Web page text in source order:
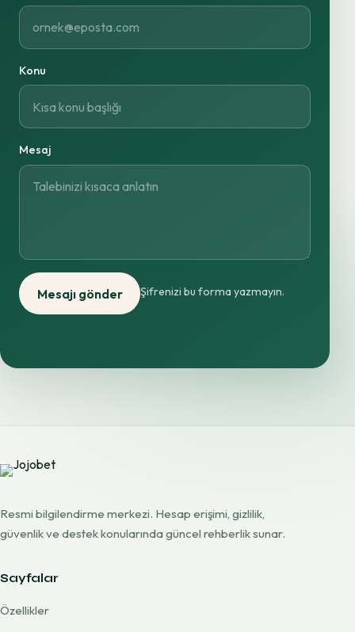
Konu
Mesaj
Mesajı gönder Şifrenizi bu forma yazmayın.
Resmi bilgilendirme merkezi. Hesap erişimi, gizlilik,
güvenlik ve destek konularında güncel rehberlik sunar.
Sayfalar
Özellikler